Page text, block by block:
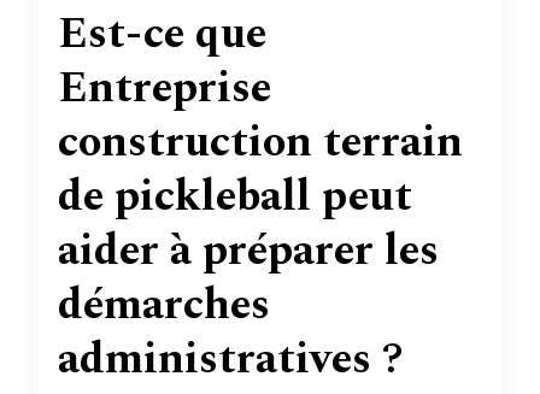
Est-ce que
Entreprise
construction terrain
de pickleball peut
aider à préparer les
démarches
administratives ?